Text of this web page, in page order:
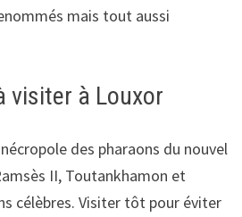
mais tout aussi
visiter à Louxor
nécropole des pharaons du nouvel
II, Toutankhamon et
célèbres. Visiter tôt pour éviter